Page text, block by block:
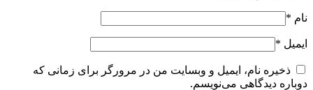
نام *
ایمیل *
ذخیره نام، ایمیل و وبسایت من در مرورگر برای زمانی که
دوباره دیدگاهی می‌نویسم.